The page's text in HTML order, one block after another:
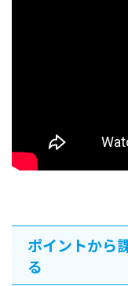
ポイントから
る